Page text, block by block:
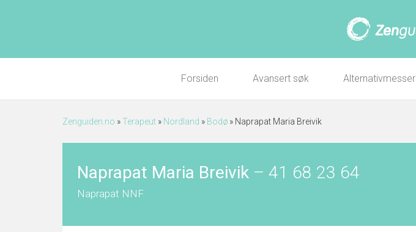
Forsiden Avansert søk Alternativmesser
Zenguiden.no »Terapeut » Nordland » Bodø » Naprapat Maria Breivik
Naprapat Maria Breivik – 41 68 23 64
Naprapat NNF